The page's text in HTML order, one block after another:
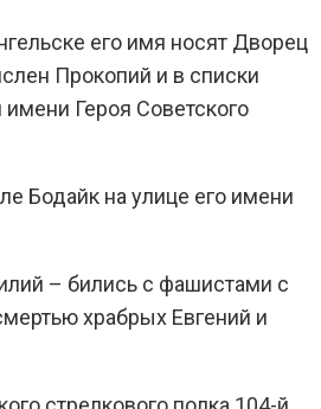
его имя носят Дворец
Прокопий и в списки
Героя Советского
Бодайк на улице его имени
– бились с фашистами с
храбрых Евгений и